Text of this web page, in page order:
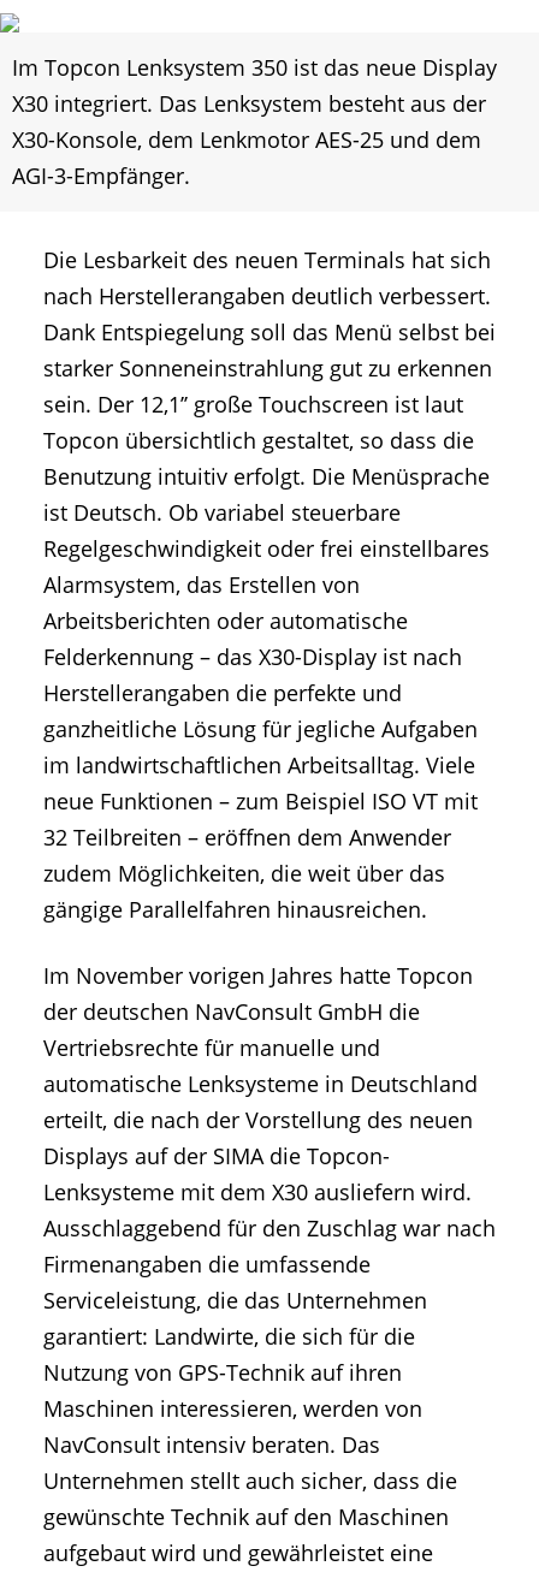
Im Topcon Lenksystem 350 ist das neue Display
X30 integriert. Das Lenksystem besteht aus der
X30-Konsole, dem Lenkmotor AES-25 und dem
AGI-3-Empfänger.
Die Lesbarkeit des neuen Terminals hat sich
nach Herstellerangaben deutlich verbessert.
Dank Entspiegelung soll das Menü selbst bei
starker Sonneneinstrahlung gut zu erkennen
sein. Der 12,1’’ große Touchscreen ist laut
Topcon übersichtlich gestaltet, so dass die
Benutzung intuitiv erfolgt. Die Menüsprache
ist Deutsch. Ob variabel steuerbare
Regelgeschwindigkeit oder frei einstellbares
Alarmsystem, das Erstellen von
Arbeitsberichten oder automatische
Felderkennung – das X30-Display ist nach
Herstellerangaben die perfekte und
ganzheitliche Lösung für jegliche Aufgaben
im landwirtschaftlichen Arbeitsalltag. Viele
neue Funktionen – zum Beispiel ISO VT mit
32 Teilbreiten – eröffnen dem Anwender
zudem Möglichkeiten, die weit über das
gängige Parallelfahren hinausreichen.
Im November vorigen Jahres hatte Topcon
der deutschen NavConsult GmbH die
Vertriebsrechte für manuelle und
automatische Lenksysteme in Deutschland
erteilt, die nach der Vorstellung des neuen
Displays auf der SIMA die Topcon-
Lenksysteme mit dem X30 ausliefern wird.
Ausschlaggebend für den Zuschlag war nach
Firmenangaben die umfassende
Serviceleistung, die das Unternehmen
garantiert: Landwirte, die sich für die
Nutzung von GPS-Technik auf ihren
Maschinen interessieren, werden von
NavConsult intensiv beraten. Das
Unternehmen stellt auch sicher, dass die
gewünschte Technik auf den Maschinen
aufgebaut wird und gewährleistet eine